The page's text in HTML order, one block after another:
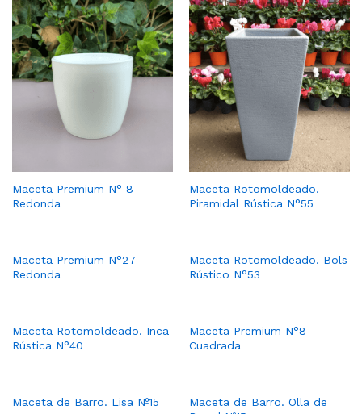
Maceta Premium N° 8
Redonda
Maceta Rotomoldeado.
Piramidal Rústica N°55
Maceta Premium N°27
Redonda
Maceta Rotomoldeado. Bols
Rústico N°53
Maceta Rotomoldeado. Inca
Rústica N°40
Maceta Premium N°8
Cuadrada
Maceta de Barro. Lisa Nº15
Maceta de Barro. Olla de